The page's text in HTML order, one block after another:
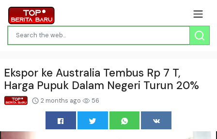
Ekspor ke Australia Tembus Rp 7 T,
Harga Pupuk Dalam Negeri Turun 20%
2 months ago 56